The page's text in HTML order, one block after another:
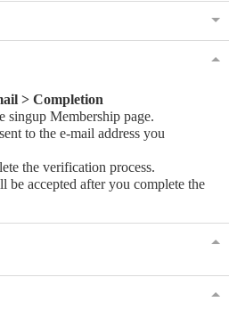
> Completion
singup Membership page.
to the e-mail address you
the verification process.
be accepted after you complete the